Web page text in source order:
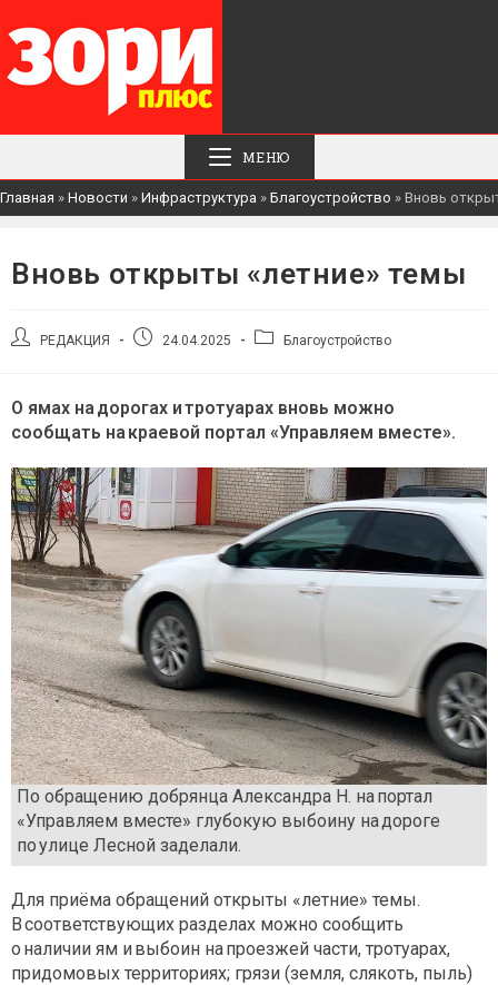
МЕНЮ
Главная » Новости » Инфраструктура » Благоустройство » Вновь
Вновь открыты «летние» темы
АвторРЕДАКЦИЯ
Запись24.04.2025
РубрикаБлагоустройство
О ямах на дорогах и тротуарах вновь можно
сообщать на краевой портал «Управляем вместе».
По обращению добрянца Александра Н. на портал
«Управляем вместе» глубокую выбоину на дороге
по улице Лесной заделали.
Для приёма обращений открыты «летние» темы.
В соответствующих разделах можно сообщить
о наличии ям и выбоин на проезжей части, тротуарах,
придомовых территориях; грязи (земля, слякоть, пыль)